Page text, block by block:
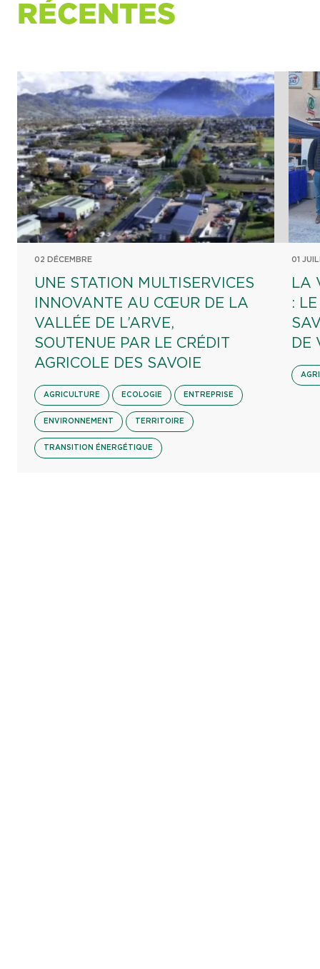
RÉCENTES
02 DÉCEMBRE
UNE STATION MULTISERVICES
INNOVANTE AU CŒUR DE LA
VALLÉE DE L’ARVE,
SOUTENUE PAR LE CRÉDIT
AGRICOLE DES SAVOIE
AGRICULTURE ECOLOGIE ENTREPRISE
ENVIRONNEMENT TERRITOIRE
TRANSITION ÉNERGÉTIQUE
01
LA
:
DE